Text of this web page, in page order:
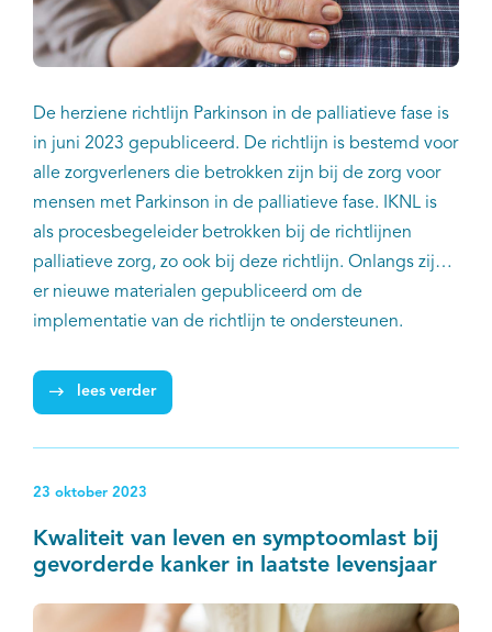
De herziene richtlijn Parkinson in de palliatieve fase is
in juni 2023 gepubliceerd. De richtlijn is bestemd voor
alle zorgverleners die betrokken zijn bij de zorg voor
mensen met Parkinson in de palliatieve fase. IKNL is
als procesbegeleider betrokken bij de richtlijnen
palliatieve zorg, zo ook bij deze richtlijn. Onlangs zijn
er nieuwe materialen gepubliceerd om de
implementatie van de richtlijn te ondersteunen.
lees verder
23 oktober 2023
Kwaliteit van leven en symptoomlast bij
gevorderde kanker in laatste levensjaar